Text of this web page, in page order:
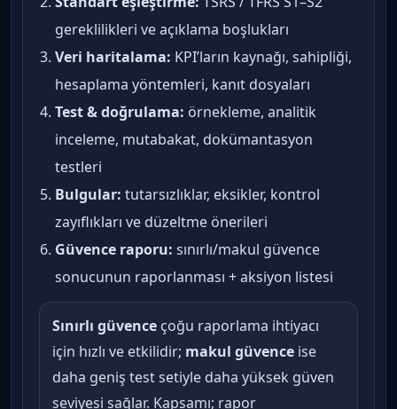
gereklilikleri ve açıklama boşlukları
Veri haritalama: KPI’ların kaynağı, sahipliği,
hesaplama yöntemleri, kanıt dosyaları
Test & doğrulama: örnekleme, analitik
inceleme, mutabakat, dokümantasyon
testleri
Bulgular: tutarsızlıklar, eksikler, kontrol
zayıflıkları ve düzeltme önerileri
Güvence raporu: sınırlı/makul güvence
sonucunun raporlanması + aksiyon listesi
Sınırlı güvence çoğu raporlama ihtiyacı
için hızlı ve etkilidir; makul güvence ise
daha geniş test setiyle daha yüksek güven
seviyesi sağlar. Kapsamı; rapor